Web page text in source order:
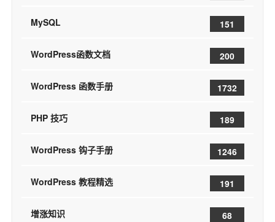
MySQL 151
WordPress函数文档 200
WordPress 函数手册 1732
PHP 技巧 189
WordPress 钩子手册 1246
WordPress 教程精选 191
增涨知识 68